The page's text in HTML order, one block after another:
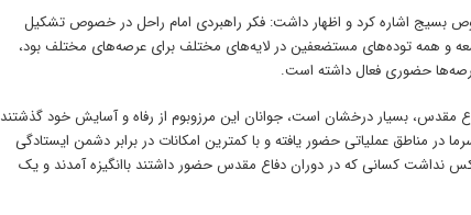
بسیج اشاره کرد و اظهار داشت: فکر راهبردی امام راحل در خصوص تشکیل
و همه توده‌های مستضعفین در لایه‌های مختلف برای عرصه‌های مختلف بود،
عرصه‌ها حضوری فعال داشته است.
مقدس، بسیار درخشان است، جوانان این مرزوبوم از رفاه و آسایش خود گذشتند
در مناطق عملیاتی حضور یافته و با کمترین امکانات در برابر دشمن ایستادگی
نداشت کسانی که در دوران دفاع مقدس حضور داشتند باانگیزه آمدند و یک